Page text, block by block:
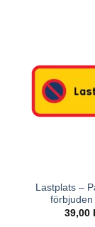
Lastplats –
förbjuden
39,00